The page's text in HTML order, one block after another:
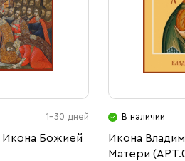
1-30 дней
Икона Божией
В наличии
Икона
Матери